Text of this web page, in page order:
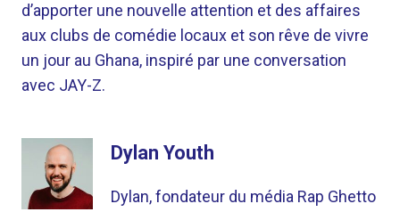
d’apporter une nouvelle attention et des affaires
aux clubs de comédie locaux et son rêve de vivre
un jour au Ghana, inspiré par une conversation
avec JAY-Z.
Dylan Youth
Dylan, fondateur du média Rap Ghetto